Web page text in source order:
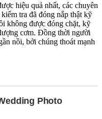
hiệu quả nhất, các chuyên
tra đã đóng nắp thật kỹ
không được đóng chặt, kỹ
cơm. Đồng thời người
nồi, bởi chúng thoát mạnh